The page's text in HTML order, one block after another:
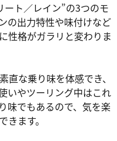
ート／レイン”の3つのモ
の出力特性や味付けなど
性格がガラリと変わりま
直な乗り味を体感でき、
いやツーリング中はこれ
味でもあるので、気を楽
ます。